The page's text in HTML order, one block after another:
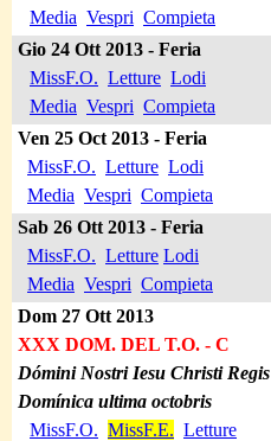
Media Vespri Compieta
Gio 24 Ott 2013 - Feria
MissF.O. Letture Lodi
Media Vespri Compieta
Ven 25 Oct 2013 - Feria
MissF.O. Letture Lodi
Media Vespri Compieta
Sab 26 Ott 2013 - Feria
MissF.O. Letture Lodi
Media Vespri Compieta
Dom 27 Ott 2013
XXX DOM. DEL T.O. - C
Dómini Nostri Iesu Christi Regis
Domínica ultima octobris
MissF.O. MissF.E. Letture